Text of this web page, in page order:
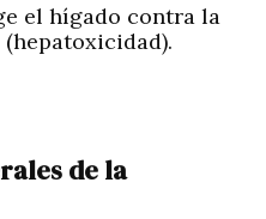
el hígado contra la
de la